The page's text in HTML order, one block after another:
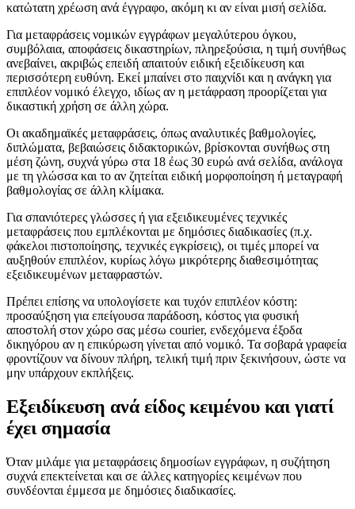
κατώτατη χρέωση ανά έγγραφο, ακόμη κι αν είναι μισή σελίδα.
Για μεταφράσεις νομικών εγγράφων μεγαλύτερου όγκου,
συμβόλαια, αποφάσεις δικαστηρίων, πληρεξούσια, η τιμή συνήθως
ανεβαίνει, ακριβώς επειδή απαιτούν ειδική εξειδίκευση και
περισσότερη ευθύνη. Εκεί μπαίνει στο παιχνίδι και η ανάγκη για
επιπλέον νομικό έλεγχο, ιδίως αν η μετάφραση προορίζεται για
δικαστική χρήση σε άλλη χώρα.
Οι ακαδημαϊκές μεταφράσεις, όπως αναλυτικές βαθμολογίες,
διπλώματα, βεβαιώσεις διδακτορικών, βρίσκονται συνήθως στη
μέση ζώνη, συχνά γύρω στα 18 έως 30 ευρώ ανά σελίδα, ανάλογα
με τη γλώσσα και το αν ζητείται ειδική μορφοποίηση ή μεταγραφή
βαθμολογίας σε άλλη κλίμακα.
Για σπανιότερες γλώσσες ή για εξειδικευμένες τεχνικές
μεταφράσεις που εμπλέκονται με δημόσιες διαδικασίες (π.χ.
φάκελοι πιστοποίησης, τεχνικές εγκρίσεις), οι τιμές μπορεί να
αυξηθούν επιπλέον, κυρίως λόγω μικρότερης διαθεσιμότητας
εξειδικευμένων μεταφραστών.
Πρέπει επίσης να υπολογίσετε και τυχόν επιπλέον κόστη:
προσαύξηση για επείγουσα παράδοση, κόστος για φυσική
αποστολή στον χώρο σας μέσω courier, ενδεχόμενα έξοδα
δικηγόρου αν η επικύρωση γίνεται από νομικό. Τα σοβαρά γραφεία
φροντίζουν να δίνουν πλήρη, τελική τιμή πριν ξεκινήσουν, ώστε να
μην υπάρχουν εκπλήξεις.
Εξειδίκευση ανά είδος κειμένου και γιατί
έχει σημασία
Όταν μιλάμε για μεταφράσεις δημοσίων εγγράφων, η συζήτηση
συχνά επεκτείνεται και σε άλλες κατηγορίες κειμένων που
συνδέονται έμμεσα με δημόσιες διαδικασίες.